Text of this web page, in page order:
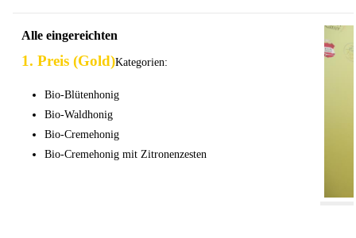
Alle eingereichten
1. Preis (Gold)Kategorien:
Bio-Blütenhonig
Bio-Waldhonig
Bio-Cremehonig
Bio-Cremehonig mit Zitronenzesten